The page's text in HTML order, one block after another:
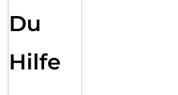
Du
Hilfe